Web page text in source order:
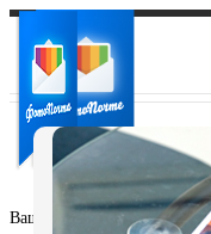
Ваш город: